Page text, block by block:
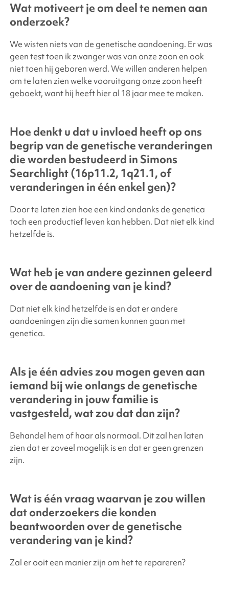
Wat motiveert je om deel te nemen aan
onderzoek?
We wisten niets van de genetische aandoening. Er was
geen test toen ik zwanger was van onze zoon en ook
niet toen hij geboren werd. We willen anderen helpen
om te laten zien welke vooruitgang onze zoon heeft
geboekt, want hij heeft hier al 18 jaar mee te maken.
Hoe denkt u dat u invloed heeft op ons
begrip van de genetische veranderingen
die worden bestudeerd in Simons
Searchlight(16p11.2, 1q21.1, of
veranderingen in één enkel gen)?
Door te laten zien hoe een kind ondanks de genetica
toch een productief leven kan hebben. Dat niet elk kind
hetzelfde is.
Wat heb je van andere gezinnen geleerd
over de aandoening van je kind?
Dat niet elk kind hetzelfde is en dat er andere
aandoeningen zijn die samen kunnen gaan met
genetica.
Als je één advies zou mogen geven aan
iemand bij wie onlangs de genetische
verandering in jouw familie is
vastgesteld, wat zou dat dan zijn?
Behandel hem of haar als normaal. Dit zal hen laten
zien dat er zoveel mogelijk is en dat er geen grenzen
zijn.
Wat is één vraag waarvan je zou willen
dat onderzoekers die konden
beantwoorden over de genetische
verandering van je kind?
Zal er ooit een manier zijn om het te repareren?